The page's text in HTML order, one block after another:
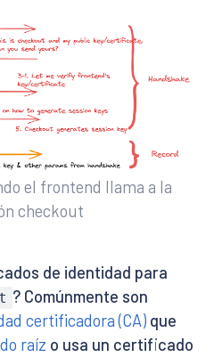
el frontend llama a la
checkout
de identidad para
? Comúnmente son
certificadora (CA) que
raíz o usa un certificado